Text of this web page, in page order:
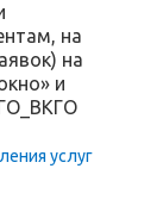
на
на
и
услуг